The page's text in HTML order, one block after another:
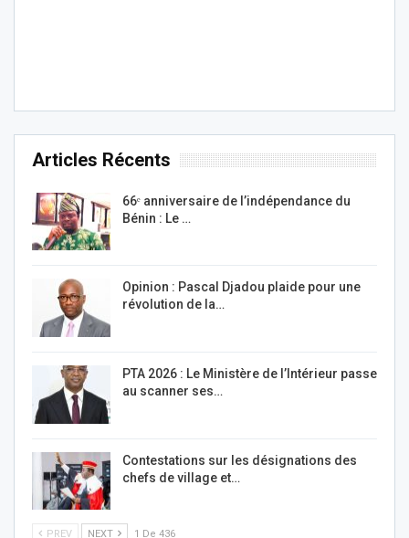
Articles Récents
66ᵉ anniversaire de l’indépendance du
Bénin : Le …
Opinion : Pascal Djadou plaide pour une
révolution de la…
PTA 2026 : Le Ministère de l’Intérieur passe
au scanner ses…
Contestations sur les désignations des
chefs de village et…
PREV NEXT 1 De 436